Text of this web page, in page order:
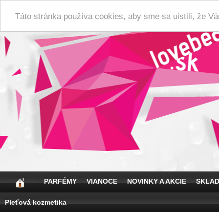
Táto stránka používa cookies, aby sme sa uistili, že
PARFÉMY VIANOCE NOVINKY A AKCIE
Pleťová kozmetika